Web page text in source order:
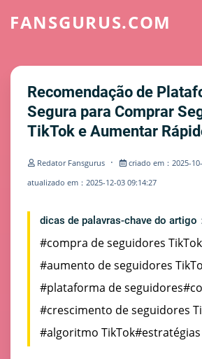
FANSGURUS.COM
Recomendação de
Segura para Comprar
TikTok e Aumentar
Redator Fansgurus · criado em：2025-
atualizado em：2025-12-03 09:14:27
dicas de palavras-chave do artigo
#compra de seguidores TikTok
#aumento de seguidores
#plataforma de seguidores
#crescimento de seguidores
#algoritmo TikTok#estratégias